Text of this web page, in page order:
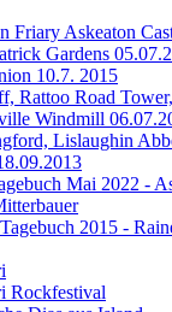
Friary Askeaton
Gardens
10.7. 2015
Rattoo Road
Windmill
Lislaughin
Mai 2022 -
2015 -
Rockfestival